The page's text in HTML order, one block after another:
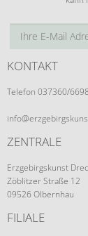
KONTAKT
Telefon 037360/
ZENTRALE
Erzgebirgskunst
Zöblitzer Straße 12
09526 Olbernhau
FILIALE